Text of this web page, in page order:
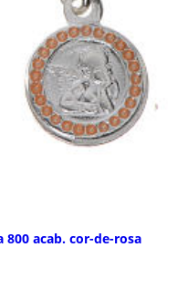
acab. cor-de-rosa